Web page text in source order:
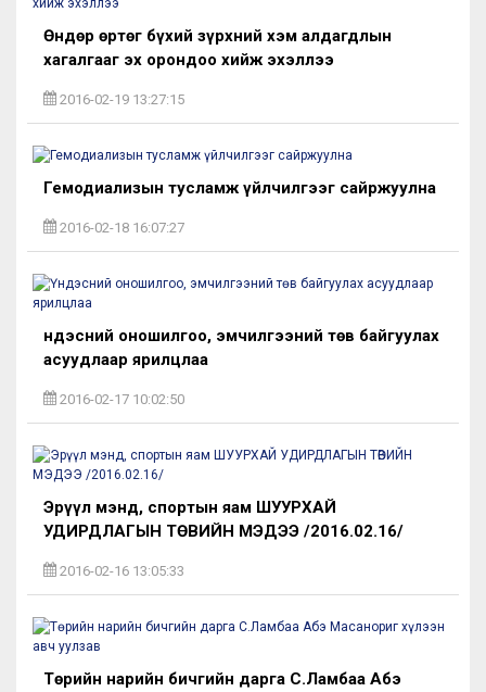
Өндөр өртөг бүхий зүрхний хэм алдагдлын
хагалгааг эх орондоо хийж эхэллээ
2016-02-19 13:27:15
Гемодиализын тусламж үйлчилгээг сайржуулна
2016-02-18 16:07:27
Үндэсний оношилгоо, эмчилгээний төв байгуулах
асуудлаар ярилцлаа
2016-02-17 10:02:50
Эрүүл мэнд, спортын яам ШУУРХАЙ
УДИРДЛАГЫН ТӨВИЙН МЭДЭЭ /2016.02.16/
2016-02-16 13:05:33
Төрийн нарийн бичгийн дарга С.Ламбаа Абэ